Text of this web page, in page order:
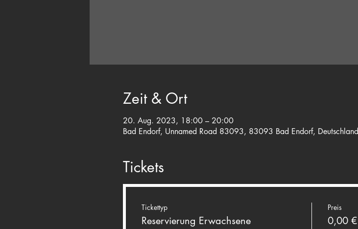
Zeit & Ort
20. Aug. 2023, 18:00 – 20:00
Bad Endorf, Unnamed Road 83093, 83093 Bad Endorf, Deutschland
Tickets
Tickettyp
Reservierung Erwachsene
Preis
0,00 €